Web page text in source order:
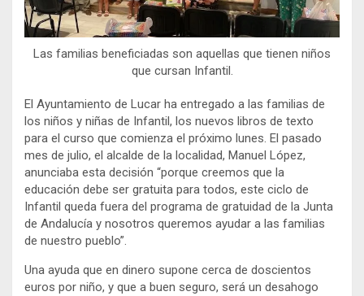
Las familias beneficiadas son aquellas que tienen niños
que cursan Infantil.
El Ayuntamiento de Lucar ha entregado a las familias de
los niños y niñas de Infantil, los nuevos libros de texto
para el curso que comienza el próximo lunes. El pasado
mes de julio, el alcalde de la localidad, Manuel López,
anunciaba esta decisión “porque creemos que la
educación debe ser gratuita para todos, este ciclo de
Infantil queda fuera del programa de gratuidad de la Junta
de Andalucía y nosotros queremos ayudar a las familias
de nuestro pueblo”.
Una ayuda que en dinero supone cerca de doscientos
euros por niño, y que a buen seguro, será un desahogo